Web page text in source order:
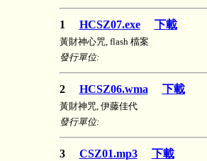
1 HCSZ07.exe 下載
黃財神心咒, flash 檔案
發行單位:
2 HCSZ06.wma 下載
黃財神咒, 伊藤佳代
發行單位:
3 CSZ01.mp3 下載